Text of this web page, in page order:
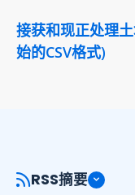
接获和现正处理
始的CSV格式)
RSS摘要